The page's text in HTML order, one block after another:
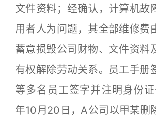
文件资料；经确认，计算机故
用者人为问题，其全部维修费
蓄意损毁公司财物、文件资料
有权解除劳动关系。员工手册
等多名员工签字并注明身份
年10月20日，A公司以甲某删